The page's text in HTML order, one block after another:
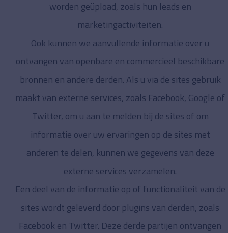
worden geüpload, zoals hun leads en
marketingactiviteiten.
Ook kunnen we aanvullende informatie over u
ontvangen van openbare en commercieel beschikbare
bronnen en andere derden. Als u via de sites gebruik
maakt van externe services, zoals Facebook, Google of
Twitter, om u aan te melden bij de sites of om
informatie over uw ervaringen op de sites met
anderen te delen, kunnen we gegevens van deze
externe services verzamelen.
Een deel van de informatie op of functionaliteit van de
sites wordt geleverd door plugins van derden, zoals
Facebook en Twitter. Deze derde partijen ontvangen